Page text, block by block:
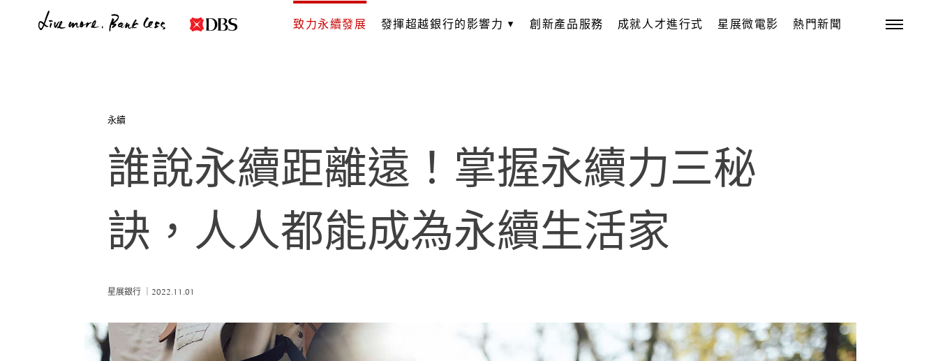
致力永續發展 發揮超越銀行的影響力 創新產品服務 成就人才進行式 星展微電影 熱門新聞
永續
誰說永續距離遠！掌握永續力三秘
訣，人人都能成為永續生活家
星展銀行 ｜2022.11.01